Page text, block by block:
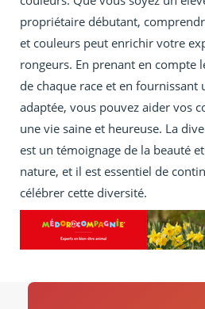
propriétaire débutant,
et couleurs peut enrichir votre
rongeurs. En prenant en compte
de chaque race et en fournissant
adaptée, vous pouvez aider vos
une vie saine et heureuse. La
est un témoignage de la beauté
nature, et il est essentiel de
célébrer cette diversité.